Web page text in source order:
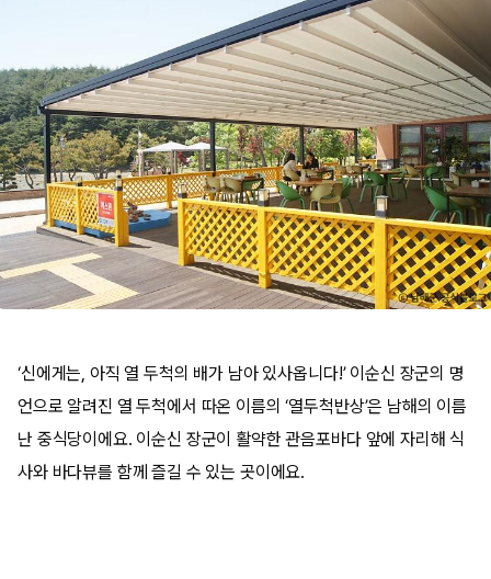
‘신에게는, 아직 열 두척의 배가 남아 있사옵니다!’ 이순신 장군의 명
언으로 알려진 열 두척에서 따온 이름의 ‘열두척반상’은 남해의 이름
난 중식당이에요. 이순신 장군이 활약한 관음포바다 앞에 자리해 식
사와 바다뷰를 함께 즐길 수 있는 곳이에요.